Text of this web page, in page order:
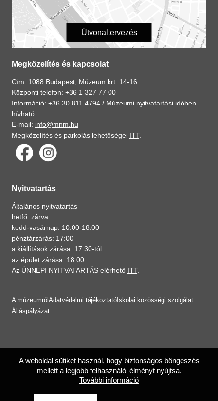
Útvonaltervezés
Megközelítés és kapcsolat
Cím: 1088 Budapest, Múzeum krt. 14-16.
Központi telefon: +36 1 327 77 00
Információ: +36 30 811 4794 / Múzeumi nyitvatartási időben
hívható.
E-mail: info@mnm.hu
Megközelítés és parkolás lehetőségei ITT.
Nyitvatartás
Általános nyitvatartás
hétfő: zárva
kedd-vasárnap: 10:00-18:00
pénztárzárás: 17:00
a kiállítások zárása: 17:30-tól
az épület zárása: 18:00
Az ÜNNEPI NYITVATARTÁS elérhető ITT.
A múzeumról Adatvédelmi tájékoztató Iskolai közösségi szolgálat
Álláspályázat
A weboldal sütiket használ, hogy biztonságos böngészés
mellett a legjobb felhasználói élményt nyújtsa.
További információ